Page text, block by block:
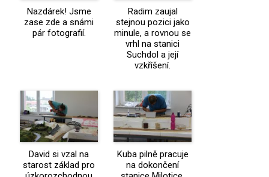
Nazdárek! Jsme
zase zde a snámi
pár fotografií.
Radim zaujal
stejnou pozici jako
minule, a rovnou se
vrhl na stanici
Suchdol a její
vzkříšení.
David si vzal na
starost základ pro
Kuba pilně pracuje
na dokončení